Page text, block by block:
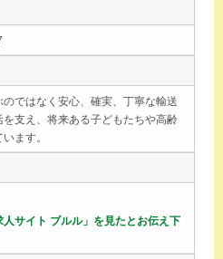
ではなく安心、確実、丁寧な輸送
支え、将来ある子どもたちや高齢
ます。
サイト ブルル」を見たとお伝え下